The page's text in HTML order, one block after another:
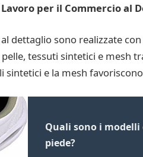
per il Commercio al
dettaglio sono realizzate
tessuti sintetici e mesh
sintetici e la mesh
Quali sono i
piede?